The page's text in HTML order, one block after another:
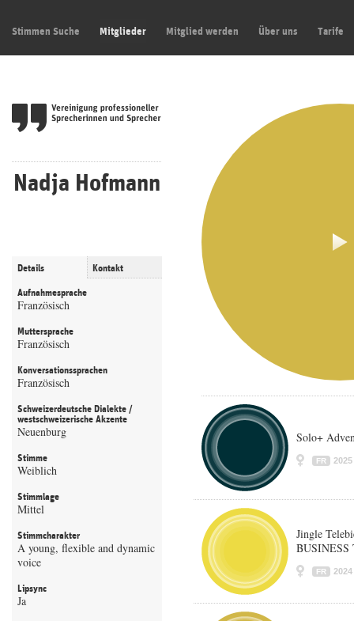
Stimmen Suche Mitglieder Mitglied werden Über uns Tarife
Nadja Hofmann
Details Kontakt
Aufnahmesprache
Französisch
Muttersprache
Französisch
Konversationssprachen
Französisch
Schweizerdeutsche Dialekte /
westschweizerische Akzente
Neuenburg
Stimme
Weiblich
Stimmlage
Mittel
Stimmcharakter
A young, flexible and dynamic
voice
Lipsync
Ja
Solo+
FR 2025
Jingle
FR 2024